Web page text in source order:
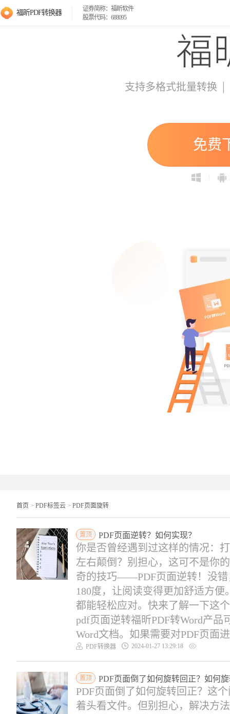
福昕PDF转换器
证券简称：福昕软件
股票代码：688095
支持多格式批量转换 |
免费
首页 > PDF标签云 > PDF页面旋转
置顶 PDF页面逆转？如何实现？
你是否曾经遇到过这样的情况：
左右颠倒？别担心，这可不是你
奇的技巧——PDF页面逆转！没错
180度，让阅读变得更加舒适方
都能轻松应对。快来了解一下这
pdf页面逆转福昕PDF转Word产
Word文档。如果需要对PDF页面
PDF转换器 2024-01-27 13:29:18
置顶 PDF页面倒了如何旋转回正？如何
PDF页面倒了如何旋转回正？这
着头看文件。但别担心，解决方